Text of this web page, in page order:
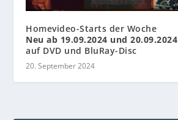
Homevideo-Starts der Woche
Neu ab 19.09.2024 und 20.09.2024
auf DVD und BluRay-Disc
20. September 2024